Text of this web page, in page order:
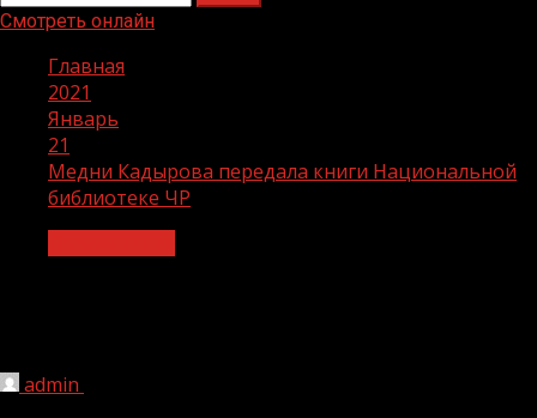
Смотреть онлайн
Главная
2021
Январь
21
Медни Кадырова передала книги Национальной
библиотеке ЧР
admin